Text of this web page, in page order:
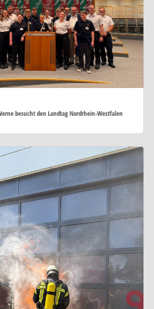
besucht den Landtag Nordrhein-Westfalen